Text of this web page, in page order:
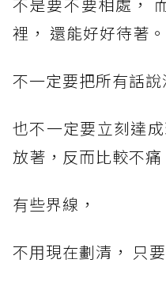
裡， 還能好好待著。
不一定要把所有話說
也不一定要立刻達
放著，反而比較不痛
有些界線，
不用現在劃清， 只